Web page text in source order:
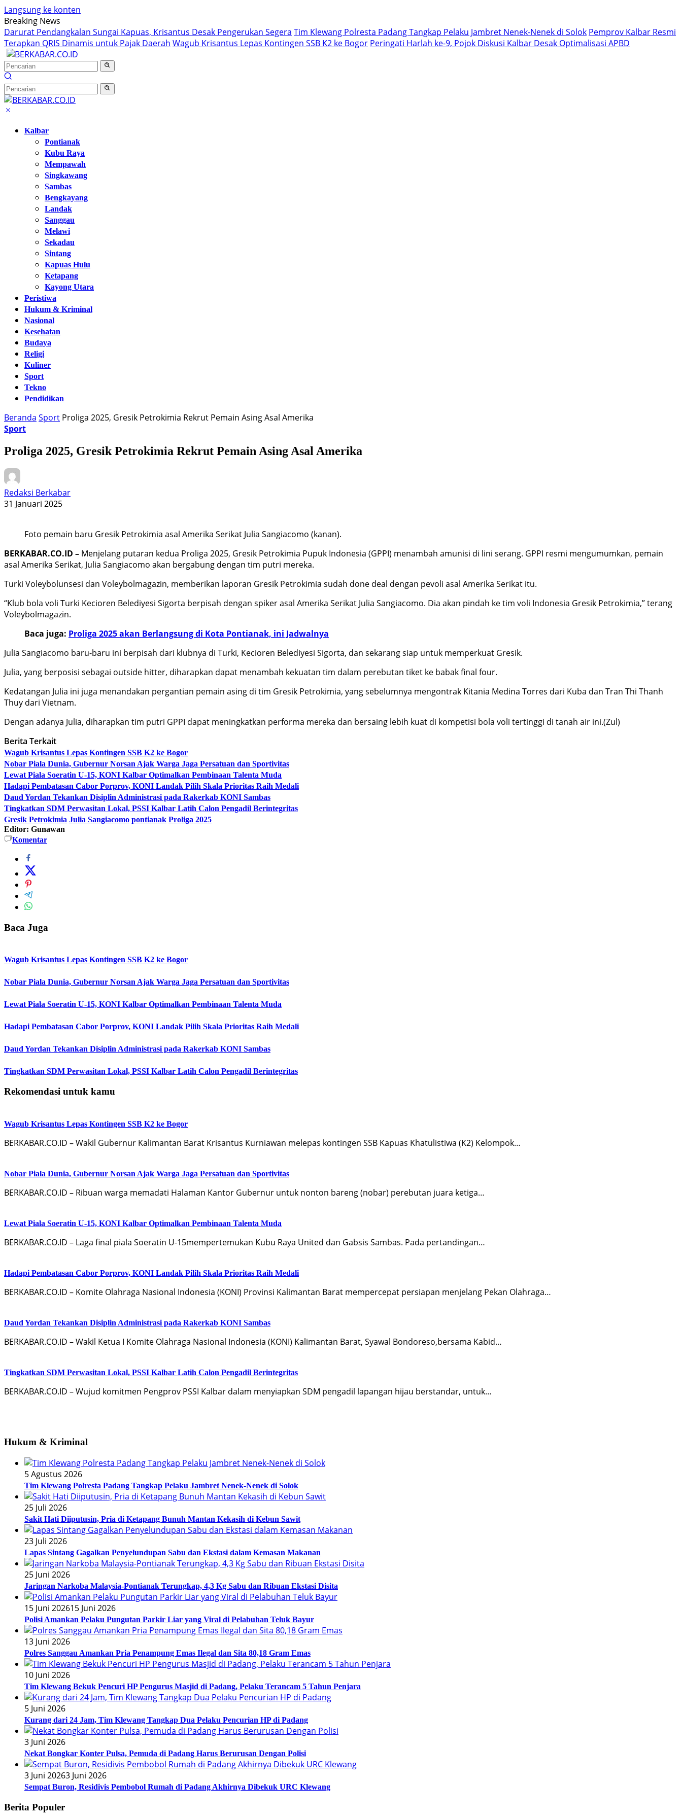
Langsung ke konten
Breaking News
Darurat Pendangkalan Sungai Kapuas, Krisantus Desak Pengerukan Segera Tim Klewang Polresta Padang Tangkap Pelaku Jambret Nenek-Nenek di Solok Pemprov Kalbar Resmi
Terapkan QRIS Dinamis untuk Pajak Daerah Wagub Krisantus Lepas Kontingen SSB K2 ke Bogor Peringati Harlah ke-9, Pojok Diskusi Kalbar Desak Optimalisasi APBD
Kalbar
Pontianak
Kubu Raya
Mempawah
Singkawang
Sambas
Bengkayang
Landak
Sanggau
Melawi
Sekadau
Sintang
Kapuas Hulu
Ketapang
Kayong Utara
Peristiwa
Hukum & Kriminal
Nasional
Kesehatan
Budaya
Religi
Kuliner
Sport
Tekno
Pendidikan
Beranda Sport Proliga 2025, Gresik Petrokimia Rekrut Pemain Asing Asal Amerika
Sport
Proliga 2025, Gresik Petrokimia Rekrut Pemain Asing Asal Amerika
Redaksi Berkabar
31 Januari 2025
Foto pemain baru Gresik Petrokimia asal Amerika Serikat Julia Sangiacomo (kanan).
BERKABAR.CO.ID – Menjelang putaran kedua Proliga 2025, Gresik Petrokimia Pupuk Indonesia (GPPI) menambah amunisi di lini serang. GPPI resmi mengumumkan, pemain
asal Amerika Serikat, Julia Sangiacomo akan bergabung dengan tim putri mereka.
Turki Voleybolunsesi dan Voleybolmagazin, memberikan laporan Gresik Petrokimia sudah done deal dengan pevoli asal Amerika Serikat itu.
“Klub bola voli Turki Kecioren Belediyesi Sigorta berpisah dengan spiker asal Amerika Serikat Julia Sangiacomo. Dia akan pindah ke tim voli Indonesia Gresik Petrokimia,” terang
Voleybolmagazin.
Baca juga: Proliga 2025 akan Berlangsung di Kota Pontianak, ini Jadwalnya
Julia Sangiacomo baru-baru ini berpisah dari klubnya di Turki, Kecioren Belediyesi Sigorta, dan sekarang siap untuk memperkuat Gresik.
Julia, yang berposisi sebagai outside hitter, diharapkan dapat menambah kekuatan tim dalam perebutan tiket ke babak final four.
Kedatangan Julia ini juga menandakan pergantian pemain asing di tim Gresik Petrokimia, yang sebelumnya mengontrak Kitania Medina Torres dari Kuba dan Tran Thi Thanh
Thuy dari Vietnam.
Dengan adanya Julia, diharapkan tim putri GPPI dapat meningkatkan performa mereka dan bersaing lebih kuat di kompetisi bola voli tertinggi di tanah air ini.(Zul)
Berita Terkait
Wagub Krisantus Lepas Kontingen SSB K2 ke Bogor
Nobar Piala Dunia, Gubernur Norsan Ajak Warga Jaga Persatuan dan Sportivitas
Lewat Piala Soeratin U-15, KONI Kalbar Optimalkan Pembinaan Talenta Muda
Hadapi Pembatasan Cabor Porprov, KONI Landak Pilih Skala Prioritas Raih Medali
Daud Yordan Tekankan Disiplin Administrasi pada Rakerkab KONI Sambas
Tingkatkan SDM Perwasitan Lokal, PSSI Kalbar Latih Calon Pengadil Berintegritas
Gresik Petrokimia Julia Sangiacomo pontianak Proliga 2025
Editor: Gunawan
Komentar
Baca Juga
Wagub Krisantus Lepas Kontingen SSB K2 ke Bogor
Nobar Piala Dunia, Gubernur Norsan Ajak Warga Jaga Persatuan dan Sportivitas
Lewat Piala Soeratin U-15, KONI Kalbar Optimalkan Pembinaan Talenta Muda
Hadapi Pembatasan Cabor Porprov, KONI Landak Pilih Skala Prioritas Raih Medali
Daud Yordan Tekankan Disiplin Administrasi pada Rakerkab KONI Sambas
Tingkatkan SDM Perwasitan Lokal, PSSI Kalbar Latih Calon Pengadil Berintegritas
Rekomendasi untuk kamu
Wagub Krisantus Lepas Kontingen SSB K2 ke Bogor
BERKABAR.CO.ID – Wakil Gubernur Kalimantan Barat Krisantus Kurniawan melepas kontingen SSB Kapuas Khatulistiwa (K2) Kelompok…
Nobar Piala Dunia, Gubernur Norsan Ajak Warga Jaga Persatuan dan Sportivitas
BERKABAR.CO.ID – Ribuan warga memadati Halaman Kantor Gubernur untuk nonton bareng (nobar) perebutan juara ketiga…
Lewat Piala Soeratin U-15, KONI Kalbar Optimalkan Pembinaan Talenta Muda
BERKABAR.CO.ID – Laga final piala Soeratin U-15mempertemukan Kubu Raya United dan Gabsis Sambas. Pada pertandingan…
Hadapi Pembatasan Cabor Porprov, KONI Landak Pilih Skala Prioritas Raih Medali
BERKABAR.CO.ID – Komite Olahraga Nasional Indonesia (KONI) Provinsi Kalimantan Barat mempercepat persiapan menjelang Pekan Olahraga…
Daud Yordan Tekankan Disiplin Administrasi pada Rakerkab KONI Sambas
BERKABAR.CO.ID – Wakil Ketua I Komite Olahraga Nasional Indonesia (KONI) Kalimantan Barat, Syawal Bondoreso,bersama Kabid…
Tingkatkan SDM Perwasitan Lokal, PSSI Kalbar Latih Calon Pengadil Berintegritas
BERKABAR.CO.ID – Wujud komitmen Pengprov PSSI Kalbar dalam menyiapkan SDM pengadil lapangan hijau berstandar, untuk…
Hukum & Kriminal
5 Agustus 2026
Tim Klewang Polresta Padang Tangkap Pelaku Jambret Nenek-Nenek di Solok
25 Juli 2026
Sakit Hati Diiputusin, Pria di Ketapang Bunuh Mantan Kekasih di Kebun Sawit
23 Juli 2026
Lapas Sintang Gagalkan Penyelundupan Sabu dan Ekstasi dalam Kemasan Makanan
25 Juni 2026
Jaringan Narkoba Malaysia-Pontianak Terungkap, 4,3 Kg Sabu dan Ribuan Ekstasi Disita
15 Juni 202615 Juni 2026
Polisi Amankan Pelaku Pungutan Parkir Liar yang Viral di Pelabuhan Teluk Bayur
13 Juni 2026
Polres Sanggau Amankan Pria Penampung Emas Ilegal dan Sita 80,18 Gram Emas
10 Juni 2026
Tim Klewang Bekuk Pencuri HP Pengurus Masjid di Padang, Pelaku Terancam 5 Tahun Penjara
5 Juni 2026
Kurang dari 24 Jam, Tim Klewang Tangkap Dua Pelaku Pencurian HP di Padang
3 Juni 2026
Nekat Bongkar Konter Pulsa, Pemuda di Padang Harus Berurusan Dengan Polisi
3 Juni 20263 Juni 2026
Sempat Buron, Residivis Pembobol Rumah di Padang Akhirnya Dibekuk URC Klewang
Berita Populer